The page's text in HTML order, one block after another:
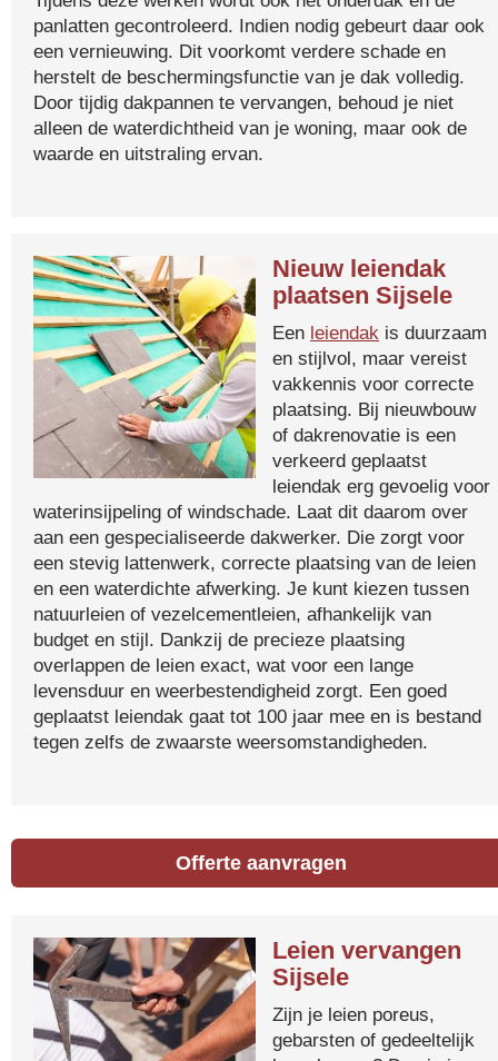
panlatten gecontroleerd. Indien nodig gebeurt daar ook
een vernieuwing. Dit voorkomt verdere schade en
herstelt de beschermingsfunctie van je dak volledig.
Door tijdig dakpannen te vervangen, behoud je niet
alleen de waterdichtheid van je woning, maar ook de
waarde en uitstraling ervan.
Nieuw leiendak
plaatsen Sijsele
Een leiendak is duurzaam
en stijlvol, maar vereist
vakkennis voor correcte
plaatsing. Bij nieuwbouw
of dakrenovatie is een
verkeerd geplaatst
leiendak erg gevoelig voor
waterinsijpeling of windschade. Laat dit daarom over
aan een gespecialiseerde dakwerker. Die zorgt voor
een stevig lattenwerk, correcte plaatsing van de leien
en een waterdichte afwerking. Je kunt kiezen tussen
natuurleien of vezelcementleien, afhankelijk van
budget en stijl. Dankzij de precieze plaatsing
overlappen de leien exact, wat voor een lange
levensduur en weerbestendigheid zorgt. Een goed
geplaatst leiendak gaat tot 100 jaar mee en is bestand
tegen zelfs de zwaarste weersomstandigheden.
Offerte aanvragen
Leien vervangen
Sijsele
Zijn je leien poreus,
gebarsten of gedeeltelijk